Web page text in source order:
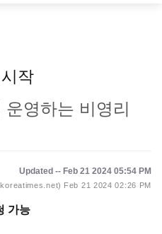
작
영하는 비영리
Updated -- Feb 21 2024 05:54 PM
Feb 21 2024 02:26 PM
가능